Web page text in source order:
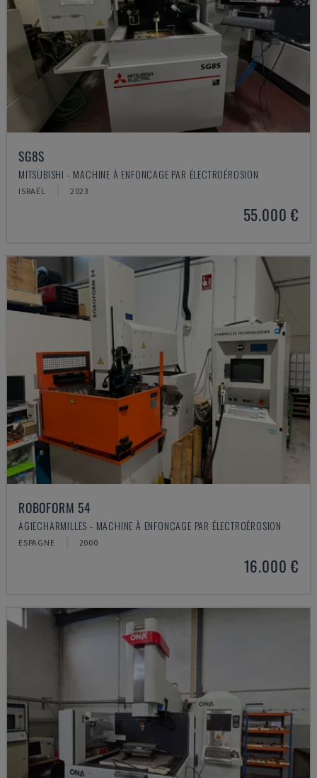
SG8S
MITSUBISHI - MACHINE À ENFONÇAGE PAR ÉLECTROÉROSION
ISRAËL 2023
55.000 €
ROBOFORM 54
AGIECHARMILLES - MACHINE À ENFONÇAGE PAR ÉLECTROÉROSION
ESPAGNE 2000
16.000 €